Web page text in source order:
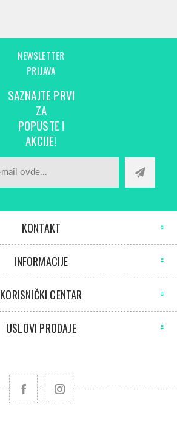
NEWSLETTER
PRIJAVA
SAZNAJTE PRVI
ZA
POPUSTE I
AKCIJE!
KONTAKT
INFORMACIJE
KORISNIČKI CENTAR
USLOVI PRODAJE